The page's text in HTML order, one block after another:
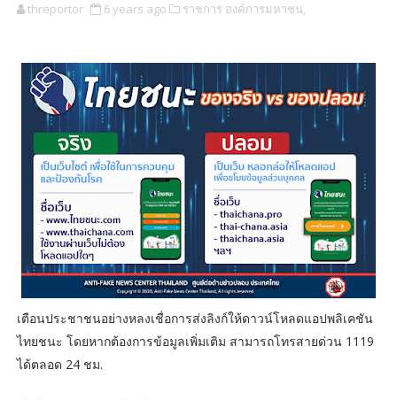
threportor 6 years ago ราชการ องค์การมหาชน,
เตือนประชาชนอย่างหลงเชื่อการส่งลิงก์ให้ดาวน์โหลดแอปพลิเคชัน
ไทยชนะ โดยหากต้องการข้อมูลเพิ่มเติม สามารถโทรสายด่วน 1119
ได้ตลอด 24 ชม.